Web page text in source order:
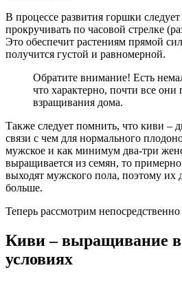
В процессе развития горшки
прокручивать по часовой стрелке
Это обеспечит растениям прямой
получится густой и равномерной.
Обратите внимание! Есть
что характерно, почти все они
взращивания дома.
Также следует помнить, что киви –
связи с чем для нормального
мужское и как минимум два-три
выращивается из семян, то
выходят мужского пола, поэтому
больше.
Теперь рассмотрим
Киви – выращивание
условиях